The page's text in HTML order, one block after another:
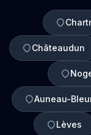
Châteaudun
Auneau-
Lèves